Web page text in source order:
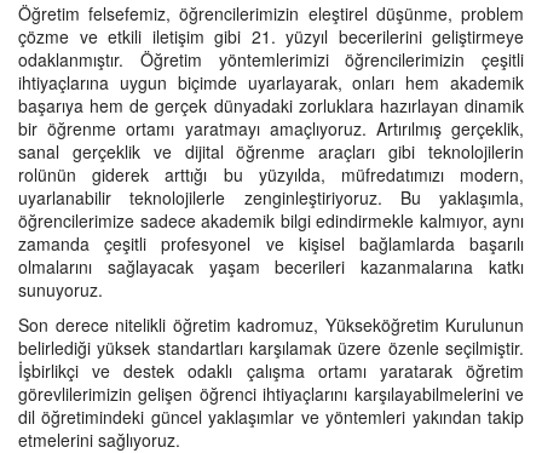
Öğretim felsefemiz, öğrencilerimizin eleştirel düşünme, problem
çözme ve etkili iletişim gibi 21. yüzyıl becerilerini geliştirmeye
odaklanmıştır. Öğretim yöntemlerimizi öğrencilerimizin çeşitli
ihtiyaçlarına uygun biçimde uyarlayarak, onları hem akademik
başarıya hem de gerçek dünyadaki zorluklara hazırlayan dinamik
bir öğrenme ortamı yaratmayı amaçlıyoruz. Artırılmış gerçeklik,
sanal gerçeklik ve dijital öğrenme araçları gibi teknolojilerin
rolünün giderek arttığı bu yüzyılda, müfredatımızı modern,
uyarlanabilir teknolojilerle zenginleştiriyoruz. Bu yaklaşımla,
öğrencilerimize sadece akademik bilgi edindirmekle kalmıyor, aynı
zamanda çeşitli profesyonel ve kişisel bağlamlarda başarılı
olmalarını sağlayacak yaşam becerileri kazanmalarına katkı
sunuyoruz.
Son derece nitelikli öğretim kadromuz, Yükseköğretim Kurulunun
belirlediği yüksek standartları karşılamak üzere özenle seçilmiştir.
İşbirlikçi ve destek odaklı çalışma ortamı yaratarak öğretim
görevlilerimizin gelişen öğrenci ihtiyaçlarını karşılayabilmelerini ve
dil öğretimindeki güncel yaklaşımlar ve yöntemleri yakından takip
etmelerini sağlıyoruz.